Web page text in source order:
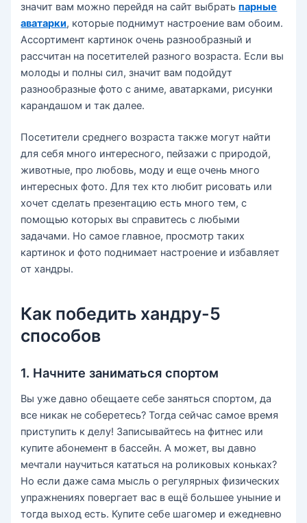
значит вам можно перейдя на сайт выбратьпарные
аватарки, которые поднимут настроение вам обоим.
Ассортимент картинок очень разнообразный и
рассчитан на посетителей разного возраста. Если вы
молоды и полны сил, значит вам подойдут
разнообразные фото с аниме, аватарками, рисунки
карандашом и так далее.
Посетители среднего возраста также могут найти
для себя много интересного, пейзажи с природой,
животные, про любовь, моду и еще очень много
интересных фото. Для тех кто любит рисовать или
хочет сделать презентацию есть много тем, с
помощью которых вы справитесь с любыми
задачами. Но самое главное, просмотр таких
картинок и фото поднимает настроение и избавляет
от хандры.
Как победить хандру-5
способов
1. Начните заниматься спортом
Вы уже давно обещаете себе заняться спортом, да
все никак не соберетесь? Тогда сейчас самое время
приступить к делу! Записывайтесь на фитнес или
купите абонемент в бассейн. А может, вы давно
мечтали научиться кататься на роликовых коньках?
Но если даже сама мысль о регулярных физических
упражнениях повергает вас в ещё большее уныние и
тогда выход есть. Купите себе шагомер и ежедневно